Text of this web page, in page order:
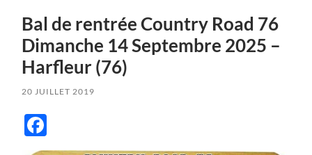
Bal de rentrée Country Road 76
Dimanche 14 Septembre 2025 –
Harfleur (76)
20 JUILLET 2019